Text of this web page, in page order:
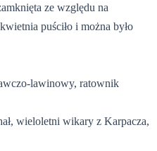
ze względu na
puściło i można było
lawinowy, ratownik
wieloletni wikary z Karpacza,